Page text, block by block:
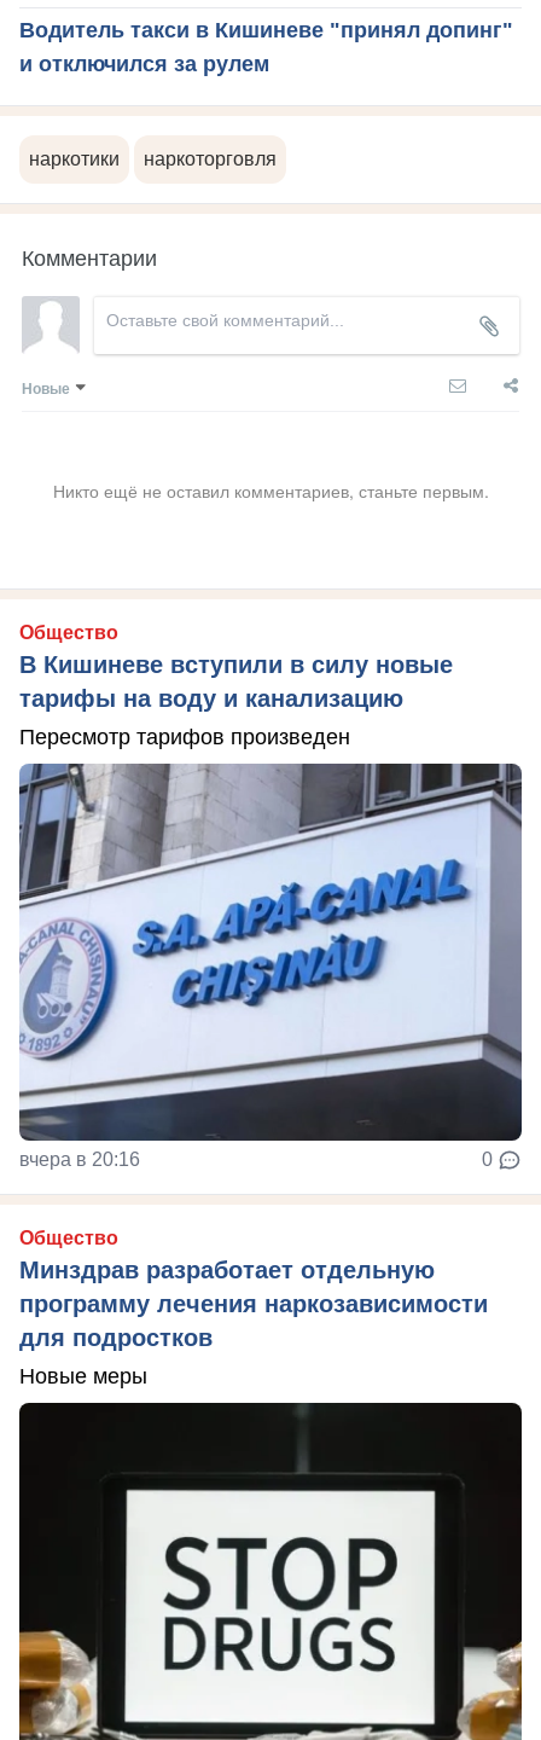
Водитель такси в Кишиневе "принял допинг"
и отключился за рулем
наркотики наркоторговля
Комментарии
Новые
Никто ещё не оставил комментариев, станьте первым.
Общество
В Кишиневе вступили в силу новые
тарифы на воду и канализацию
Пересмотр тарифов произведен
вчера в 20:16 0
Общество
Минздрав разработает отдельную
программу лечения наркозависимости
для подростков
Новые меры